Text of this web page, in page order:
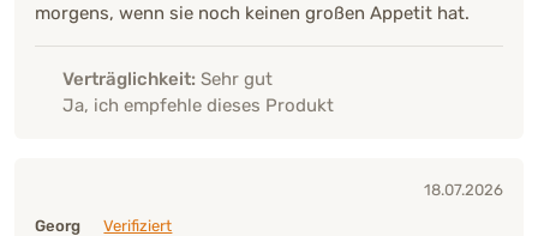
morgens, wenn sie noch keinen großen Appetit hat.
Verträglichkeit: Sehr gut
Ja, ich empfehle dieses Produkt
18.07.2026
Georg
Verifiziert